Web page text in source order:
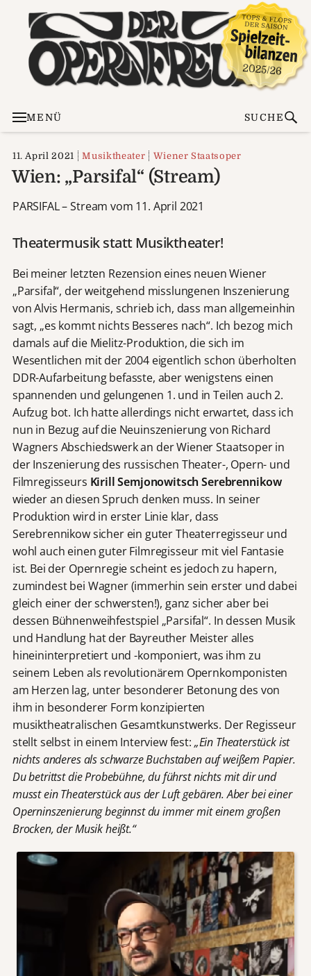
MENÜ SUCHE
11. April 2021 Musiktheater Wiener Staatsoper
Wien: „Parsifal“ (Stream)
PARSIFAL – Stream vom 11. April 2021
Theatermusik statt Musiktheater!
Bei meiner letzten Rezension eines neuen Wiener
„Parsifal“, der weitgehend misslungenen Inszenierung
von Alvis Hermanis, schrieb ich, dass man allgemeinhin
sagt, „es kommt nichts Besseres nach“. Ich bezog mich
damals auf die Mielitz-Produktion, die sich im
Wesentlichen mit der 2004 eigentlich schon überholten
DDR-Aufarbeitung befasste, aber wenigstens einen
spannenden und gelungenen 1. und in Teilen auch 2.
Aufzug bot. Ich hatte allerdings nicht erwartet, dass ich
nun in Bezug auf die Neuinszenierung von Richard
Wagners Abschiedswerk an der Wiener Staatsoper in
der Inszenierung des russischen Theater-, Opern- und
Filmregisseurs Kirill Semjonowitsch Serebrennikow
wieder an diesen Spruch denken muss. In seiner
Produktion wird in erster Linie klar, dass
Serebrennikow sicher ein guter Theaterregisseur und
wohl auch einen guter Filmregisseur mit viel Fantasie
ist. Bei der Opernregie scheint es jedoch zu hapern,
zumindest bei Wagner (immerhin sein erster und dabei
gleich einer der schwersten!), ganz sicher aber bei
dessen Bühnenweihfestspiel „Parsifal“. In dessen Musik
und Handlung hat der Bayreuther Meister alles
hineininterpretiert und -komponiert, was ihm zu
seinem Leben als revolutionärem Opernkomponisten
am Herzen lag, unter besonderer Betonung des von
ihm in besonderer Form konzipierten
musiktheatralischen Gesamtkunstwerks. Der Regisseur
stellt selbst in einem Interview fest: „Ein Theaterstück ist
nichts anderes als schwarze Buchstaben auf weißem Papier.
Du betrittst die Probebühne, du führst nichts mit dir und
musst ein Theaterstück aus der Luft gebären. Aber bei einer
Operninszenierung beginnst du immer mit einem großen
Brocken, der Musik heißt.“